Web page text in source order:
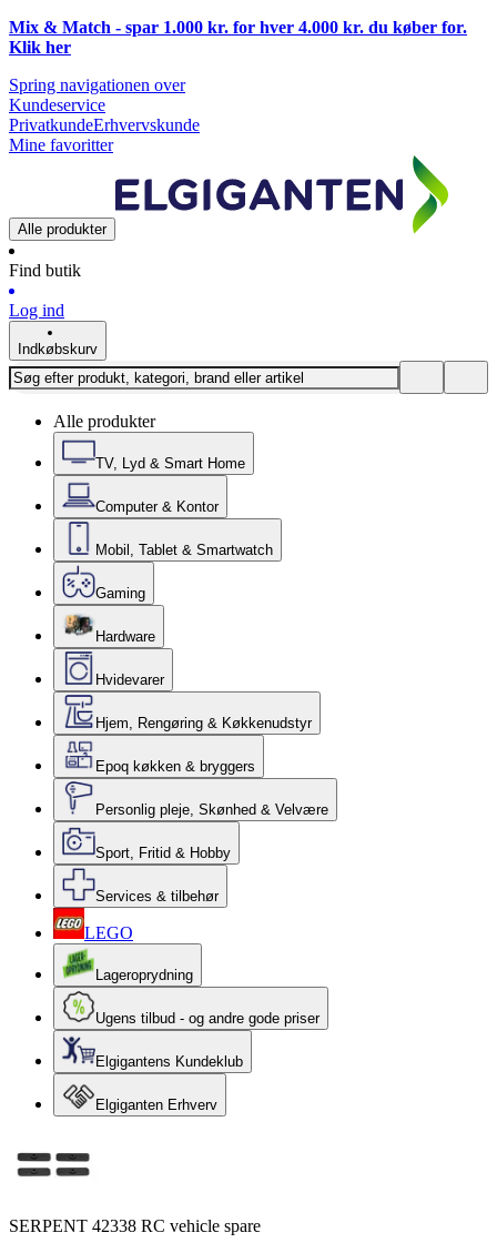
Mix & Match - spar 1.000 kr. for hver 4.000 kr. du køber for.
Klik her
Spring navigationen over
Kundeservice
PrivatkundeErhvervskunde
Mine favoritter
Alle produkter
Find butik
Log ind
Indkøbskurv
Alle produkter
TV, Lyd & Smart Home
Computer & Kontor
Mobil, Tablet & Smartwatch
Gaming
Hardware
Hvidevarer
Hjem, Rengøring & Køkkenudstyr
Epoq køkken & bryggers
Personlig pleje, Skønhed & Velvære
Sport, Fritid & Hobby
Services & tilbehør
LEGO
Lageroprydning
Ugens tilbud - og andre gode priser
Elgigantens Kundeklub
Elgiganten Erhverv
SERPENT 42338 RC vehicle spare